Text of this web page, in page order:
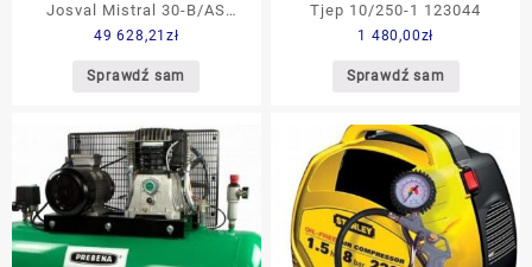
Josval Mistral 30-B/AS
(5300825)
49 628,21zł
Sprawdź sam
Tjep 10/250-1 123044
1 480,00zł
Sprawdź sam